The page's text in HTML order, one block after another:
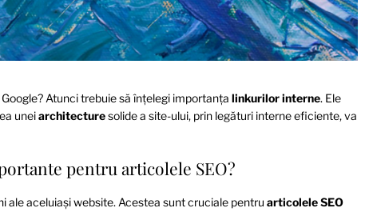
Atunci trebuie să înțelegi importanța linkurilor interne. Ele
uneiarchitecturesolide a site-ului, prin legături interne eficiente, va
pentru articolele SEO?
ale aceluiași website. Acestea sunt cruciale pentru articolele SEO